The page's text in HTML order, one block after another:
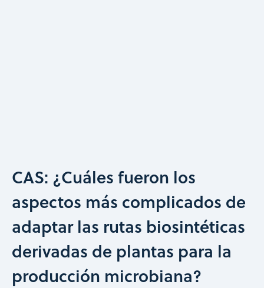
CAS: ¿Cuáles fueron los
aspectos más complicados de
adaptar las rutas biosintéticas
derivadas de plantas para la
producción microbiana?